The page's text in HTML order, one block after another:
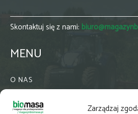
Zarządzaj
Skontaktuj się z nami:
MENU
O NAS
WSPÓŁPRACA